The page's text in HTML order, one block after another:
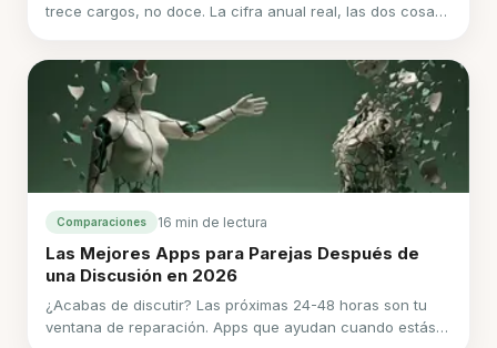
trece cargos, no doce. La cifra anual real, las dos cosas
Comparaciones 16 min de lectura
Las Mejores Apps para Parejas Después de
una Discusión en 2026
¿Acabas de discutir? Las próximas 24-48 horas son tu
ventana de reparación. Apps que ayudan cuando estás